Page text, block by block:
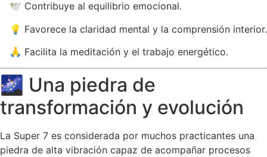
🕊️ Contribuye al equilibrio emocional.
💡 Favorece la claridad mental y la comprensión interior.
🙏 Facilita la meditación y el trabajo energético.
🌌 Una piedra de
transformación y evolución
La Super 7 es considerada por muchos practicantes una
piedra de alta vibración capaz de acompañar procesos